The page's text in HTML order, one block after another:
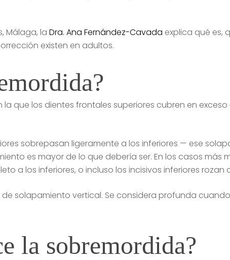
Málaga, laDra. Ana Fernández-Cavada explica qué es,
existen en adultos.
la que los dientes frontales superiores cubren en
sobrepasan ligeramente a los inferiores — ese
es mayor de lo que debería ser. En los casos más
a los inferiores, o incluso los incisivos inferiores rozan
solapamiento vertical. Se considera profunda
la sobremordida?